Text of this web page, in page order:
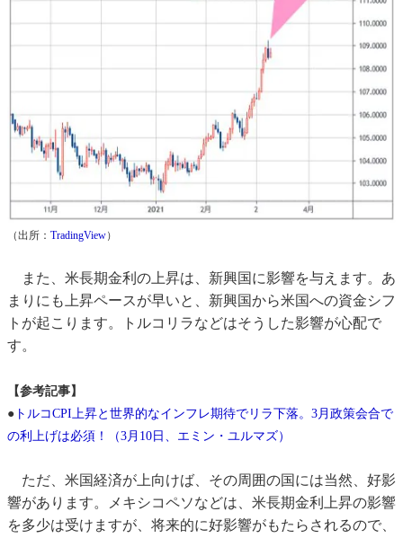
（出所： TradingView）
また、米長期金利の上昇は、新興国に影響を与えます。あ
まりにも上昇ペースが早いと、新興国から米国への資金シフ
トが起こります。トルコリラなどはそうした影響が心配で
す。
【参考記事】
● トルコCPI上昇と世界的なインフレ期待でリラ下落。3月政策会合で
の利上げは必須！（3月10日、エミン・ユルマズ）
ただ、米国経済が上向けば、その周囲の国には当然、好影
響があります。メキシコペソなどは、米長期金利上昇の影響
を多少は受けますが、将来的に好影響がもたらされるので、